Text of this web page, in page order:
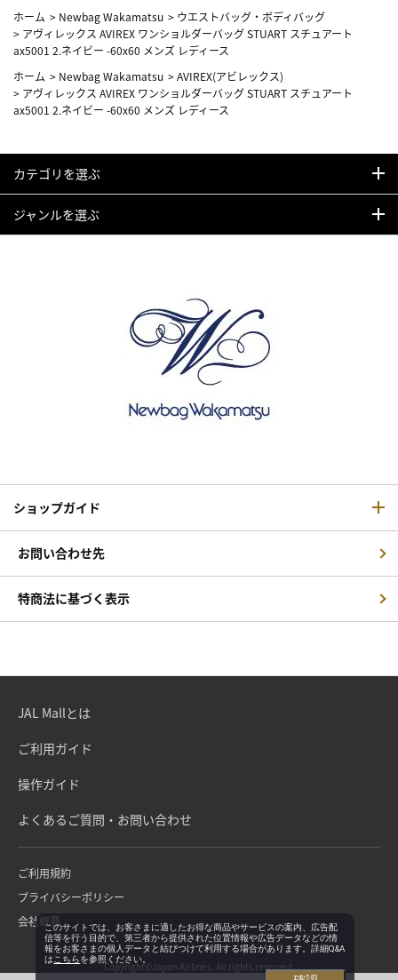
ホーム > Newbag Wakamatsu > ウエストバッグ・ボディバッグ
> アヴィレックス AVIREX ワンショルダーバッグ STUART スチュアート
ax5001 2.ネイビー -60x60 メンズ レディース
ホーム > Newbag Wakamatsu >AVIREX(アビレックス)
> アヴィレックス AVIREX ワンショルダーバッグ STUART スチュアート
ax5001 2.ネイビー -60x60 メンズ レディース
カテゴリを選ぶ
ジャンルを選ぶ
ショップガイド
お問い合わせ先
特商法に基づく表示
JAL Mallとは
ご利用ガイド
操作ガイド
よくあるご質問・お問い合わせ
ご利用規約
プライバシーポリシー
会社概要
Copyright©Japan Airlines. All rights reserved.
このサイトでは、お客さまに適したお得な商品やサービスの案内、広告配
信等を行う目的で、第三者から提供された位置情報や広告データなどの情
報をお客さまの個人データと結びつけて利用する場合があります。詳細Q&A
は こちらを参照ください。